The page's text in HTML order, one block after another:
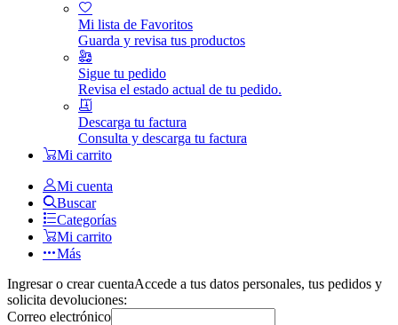
Mi lista de Favoritos
Guarda y revisa tus productos
Sigue tu pedido
Revisa el estado actual de tu pedido.
Descarga tu factura
Consulta y descarga tu factura
Mi carrito
Mi cuenta
Buscar
Categorías
Mi carrito
Más
Ingresar o crear cuentaAccede a tus datos personales, tus pedidos y
solicita devoluciones:
Correo electrónico